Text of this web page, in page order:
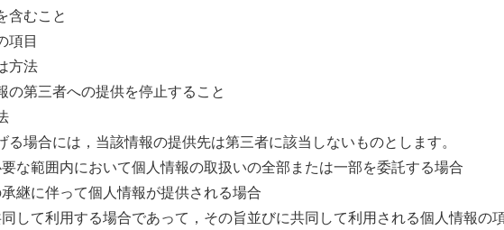
含むこと
項目
方法
の第三者への提供を停止すること
場合には，当該情報の提供先は第三者に該当しないものとします。
な範囲内において個人情報の取扱いの全部または一部を委託する場合
継に伴って個人情報が提供される場合
して利用する場合であって，その旨並びに共同して利用される個人情報の